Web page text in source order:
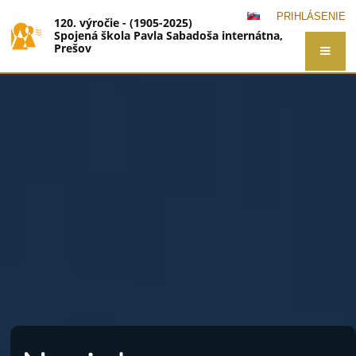
PRIHLÁSENIE
120. výročie - (1905-2025)
Spojená škola Pavla Sabadoša internátna,
Prešov